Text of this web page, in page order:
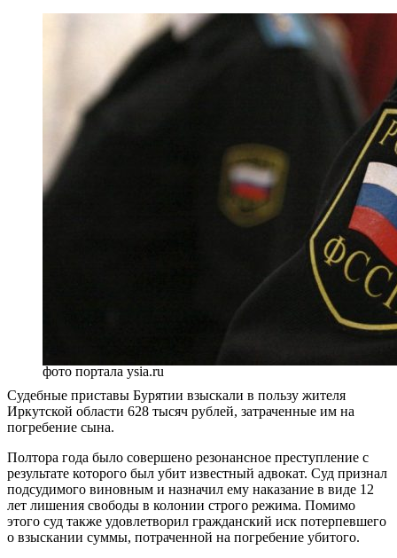
фото портала ysia.ru
Судебные приставы Бурятии взыскали в пользу жителя
Иркутской области 628 тысяч рублей, затраченные им на
погребение сына.
Полтора года было совершено резонансное преступление с
результате которого был убит известный адвокат. Суд признал
подсудимого виновным и назначил ему наказание в виде 12
лет лишения свободы в колонии строго режима. Помимо
этого суд также удовлетворил гражданский иск потерпевшего
о взыскании суммы, потраченной на погребение убитого.